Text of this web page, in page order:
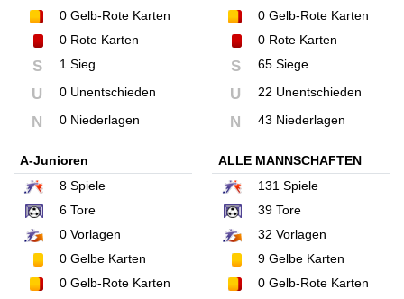
0 Gelb-Rote Karten
0 Rote Karten
S 1 Sieg
U 0 Unentschieden
N 0 Niederlagen
0Gelb-Rote Karten
0Rote Karten
S 65 Siege
U 22 Unentschieden
N 43 Niederlagen
A-Junioren
8 Spiele
6 Tore
0 Vorlagen
0 Gelbe Karten
0 Gelb-Rote Karten
ALLE MANNSCHAFTEN
131 Spiele
39Tore
32 Vorlagen
9Gelbe Karten
0Gelb-Rote Karten